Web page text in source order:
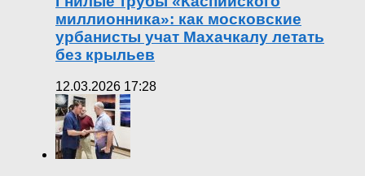
миллионника»: как московские
урбанисты учат Махачкалу летать
без крыльев
12.03.2026 17:28